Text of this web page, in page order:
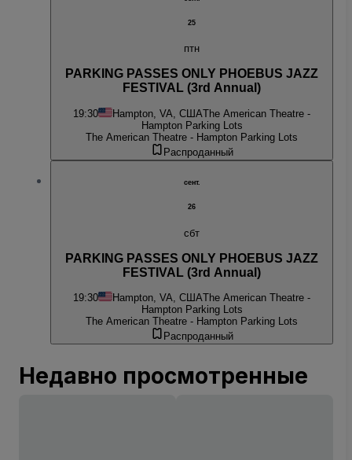
25
птн
PARKING PASSES ONLY PHOEBUS JAZZ
FESTIVAL (3rd Annual)
19:30 Hampton, VA, СШАThe American Theatre -
Hampton Parking Lots
The American Theatre - Hampton Parking Lots
Распроданный
сент.
26
сбт
PARKING PASSES ONLY PHOEBUS JAZZ
FESTIVAL (3rd Annual)
19:30 Hampton, VA, СШАThe American Theatre -
Hampton Parking Lots
The American Theatre - Hampton Parking Lots
Распроданный
Недавно просмотренные